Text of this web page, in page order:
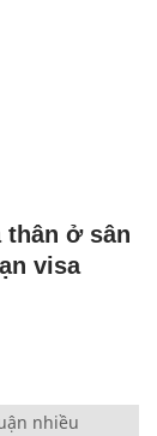
thân ở sân
visa
nhiều